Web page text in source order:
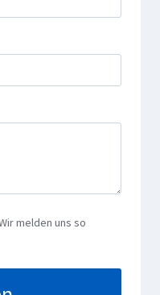
melden uns so